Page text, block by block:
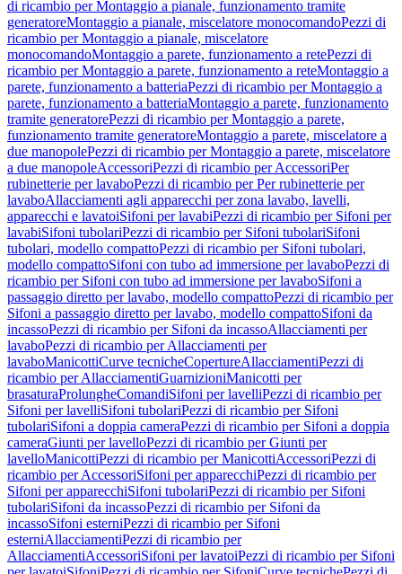
di ricambio per Montaggio a pianale, funzionamento tramite
generatoreMontaggio a pianale, miscelatore monocomandoPezzi di
ricambio per Montaggio a pianale, miscelatore
monocomandoMontaggio a parete, funzionamento a retePezzi di
ricambio per Montaggio a parete, funzionamento a reteMontaggio a
parete, funzionamento a batteriaPezzi di ricambio per Montaggio a
parete, funzionamento a batteriaMontaggio a parete, funzionamento
tramite generatorePezzi di ricambio per Montaggio a parete,
funzionamento tramite generatoreMontaggio a parete, miscelatore a
due manopolePezzi di ricambio per Montaggio a parete, miscelatore
a due manopoleAccessoriPezzi di ricambio per AccessoriPer
rubinetterie per lavaboPezzi di ricambio per Per rubinetterie per
lavaboAllacciamenti agli apparecchi per zona lavabo, lavelli,
apparecchi e lavatoiSifoni per lavabiPezzi di ricambio per Sifoni per
lavabiSifoni tubolariPezzi di ricambio per Sifoni tubolariSifoni
tubolari, modello compattoPezzi di ricambio per Sifoni tubolari,
modello compattoSifoni con tubo ad immersione per lavaboPezzi di
ricambio per Sifoni con tubo ad immersione per lavaboSifoni a
passaggio diretto per lavabo, modello compattoPezzi di ricambio per
Sifoni a passaggio diretto per lavabo, modello compattoSifoni da
incassoPezzi di ricambio per Sifoni da incassoAllacciamenti per
lavaboPezzi di ricambio per Allacciamenti per
lavaboManicottiCurve tecnicheCopertureAllacciamentiPezzi di
ricambio per AllacciamentiGuarnizioniManicotti per
brasaturaProlungheComandiSifoni per lavelliPezzi di ricambio per
Sifoni per lavelliSifoni tubolariPezzi di ricambio per Sifoni
tubolariSifoni a doppia cameraPezzi di ricambio per Sifoni a doppia
cameraGiunti per lavelloPezzi di ricambio per Giunti per
lavelloManicottiPezzi di ricambio per ManicottiAccessoriPezzi di
ricambio per AccessoriSifoni per apparecchiPezzi di ricambio per
Sifoni per apparecchiSifoni tubolariPezzi di ricambio per Sifoni
tubolariSifoni da incassoPezzi di ricambio per Sifoni da
incassoSifoni esterniPezzi di ricambio per Sifoni
esterniAllacciamentiPezzi di ricambio per
AllacciamentiAccessoriSifoni per lavatoiPezzi di ricambio per Sifoni